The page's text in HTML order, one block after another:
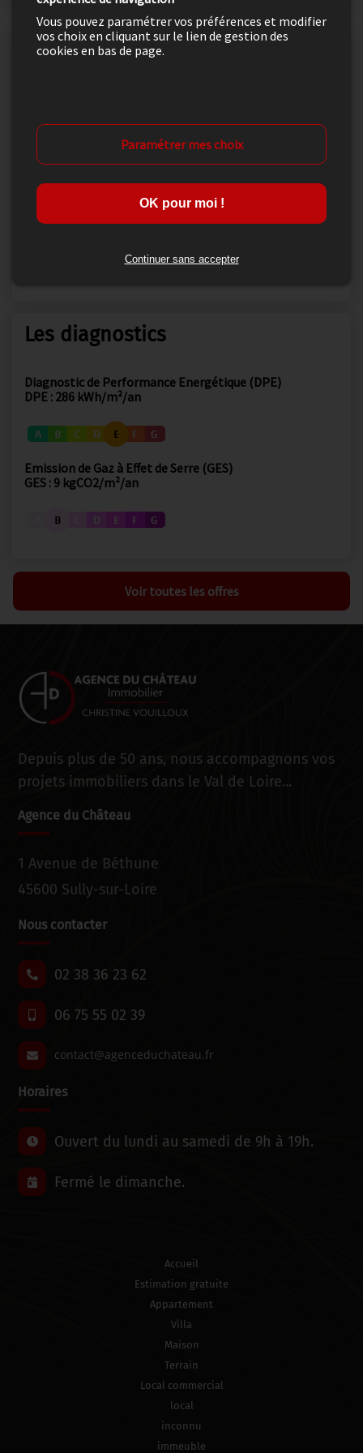
Informations principales
Surface habitable 70
Nombre de pièces
Les diagnostics
Diagnostic de Performance Energétique (DPE)
DPE : 286 kWh/m²/an
Emission de Gaz à Effet de Serre (GES)
GES : 9 kgCO2/m²/an
Voir toutes les offres
Depuis plus de 50 ans, nous accompagnons vos
projets immobiliers dans le Val de Loire...
Agence du Château
1 Avenue de Béthune
45600 Sully-sur-Loire
Nous contacter
02 38 36 23 62
06 75 55 02 39
Horaires
Ouvert du lundi au samedi de 9h à 19h.
Fermé le dimanche.
Accueil
Estimation gratuite
Appartement
Villa
Maison
Terrain
Local commercial
local
inconnu
immeuble
Vous pouvez paramétrer vos préférences et modifier
vos choix en cliquant sur le lien de gestion des
cookies en bas de page.
Paramétrer mes choix
OK pour moi !
Continuer sans accepter